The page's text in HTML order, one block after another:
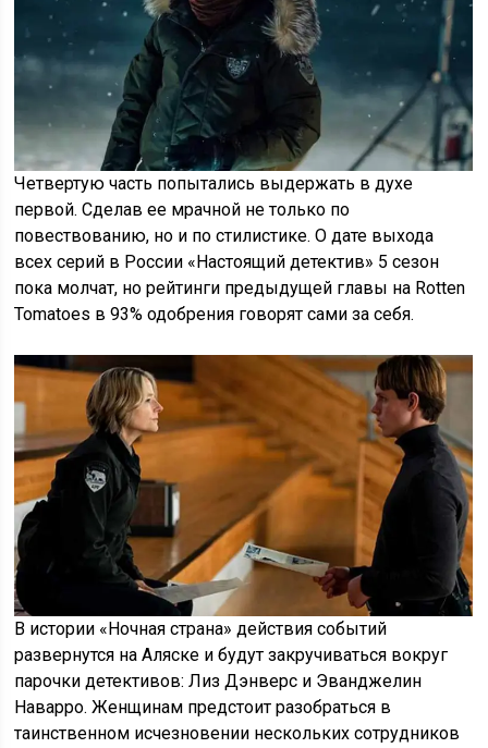
Четвертую часть попытались выдержать в духе
первой. Сделав ее мрачной не только по
повествованию, но и по стилистике. О дате выхода
всех серий в России «Настоящий детектив» 5 сезон
пока молчат, но рейтинги предыдущей главы на Rotten
Tomatoes в 93% одобрения говорят сами за себя.
В истории «Ночная страна» действия событий
развернутся на Аляске и будут закручиваться вокруг
парочки детективов: Лиз Дэнверс и Эванджелин
Наварро. Женщинам предстоит разобраться в
таинственном исчезновении нескольких сотрудников